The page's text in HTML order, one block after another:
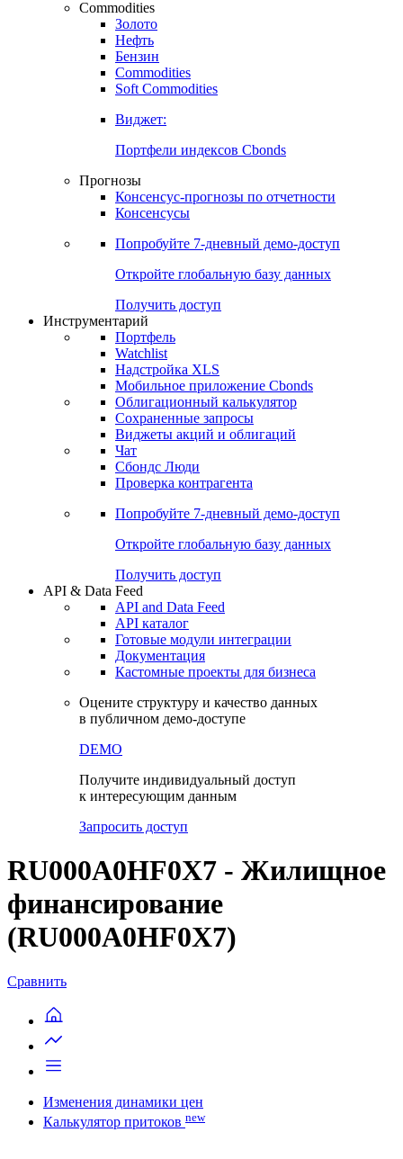
Commodities
Золото
Нефть
Бензин
Commodities
Soft Commodities
Виджет:
Портфели индексов Cbonds
Прогнозы
Консенсус-прогнозы по отчетности
Консенсусы
Попробуйте 7-дневный демо-доступ
Откройте глобальную базу данных
Получить доступ
Инструментарий
Портфель
Watchlist
Надстройка XLS
Мобильное приложение Cbonds
Облигационный калькулятор
Сохраненные запросы
Виджеты акций и облигаций
Чат
Сбондс Люди
Проверка контрагента
Попробуйте 7-дневный демо-доступ
Откройте глобальную базу данных
Получить доступ
API & Data Feed
API and Data Feed
API каталог
Готовые модули интеграции
Документация
Кастомные проекты для бизнеса
Оцените структуру и качество данных
в публичном демо-доступе
DEMO
Получите индивидуальный доступ
к интересующим данным
Запросить доступ
RU000A0HF0X7 - Жилищное
финансирование
(RU000A0HF0X7)
Сравнить
Изменения динамики цен
Калькулятор притоков new